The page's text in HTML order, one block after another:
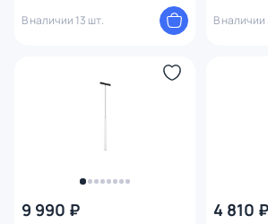
В наличии 13 шт.
В наличии
9 990 ₽ 4 810 ₽